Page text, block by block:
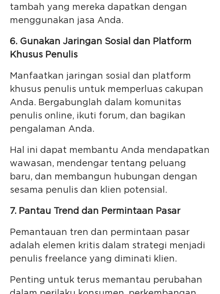
tambah yang mereka dapatkan dengan
menggunakan jasa Anda.
6. Gunakan Jaringan Sosial dan Platform
Khusus Penulis
Manfaatkan jaringan sosial dan platform
khusus penulis untuk memperluas cakupan
Anda. Bergabunglah dalam komunitas
penulis online, ikuti forum, dan bagikan
pengalaman Anda.
Hal ini dapat membantu Anda mendapatkan
wawasan, mendengar tentang peluang
baru, dan membangun hubungan dengan
sesama penulis dan klien potensial.
7. Pantau Trend dan Permintaan Pasar
Pemantauan tren dan permintaan pasar
adalah elemen kritis dalam strategi menjadi
penulis freelance yang diminati klien.
Penting untuk terus memantau perubahan